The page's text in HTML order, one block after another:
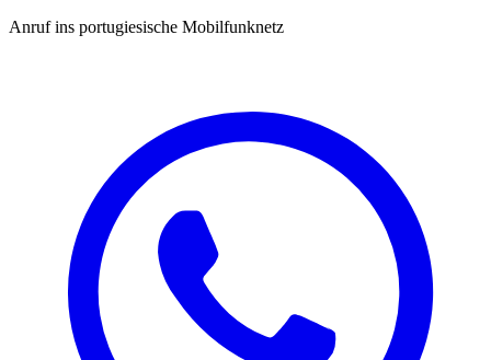
Anruf ins portugiesische Mobilfunknetz